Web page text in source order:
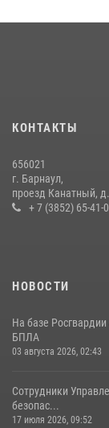
КОНТАКТЫ
656021
г. Барнаул,
проезд Канатный,
+ 7 (3852) 65-41-
НОВОСТИ
На базе
БПЛА
03 августа 2026, 02:43
Сотрудники
безопас...
17 июля 2026, 09:52